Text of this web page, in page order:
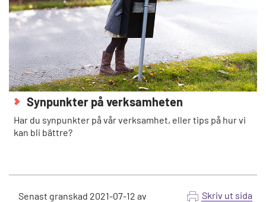
Synpunkter på verksamheten
Har du synpunkter på vår verksamhet, eller tips på hur vi
kan bli bättre?
Senast granskad 2021-07-12 av
Skriv ut sida